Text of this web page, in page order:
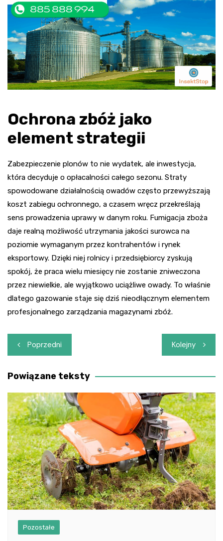
Ochrona zbóż jako
element strategii
Zabezpieczenie plonów to nie wydatek, ale inwestycja,
która decyduje o opłacalności całego sezonu. Straty
spowodowane działalnością owadów często przewyższają
koszt zabiegu ochronnego, a czasem wręcz przekreślają
sens prowadzenia uprawy w danym roku. Fumigacja zboża
daje realną możliwość utrzymania jakości surowca na
poziomie wymaganym przez kontrahentów i rynek
eksportowy. Dzięki niej rolnicy i przedsiębiorcy zyskują
spokój, że praca wielu miesięcy nie zostanie zniweczona
przez niewielkie, ale wyjątkowo uciążliwe owady. To właśnie
dlatego gazowanie staje się dziś nieodłącznym elementem
profesjonalnego zarządzania magazynami zbóż.
Nawigacja
wpisu
Poprzedni Kolejny
Powiązane teksty
Pozostałe